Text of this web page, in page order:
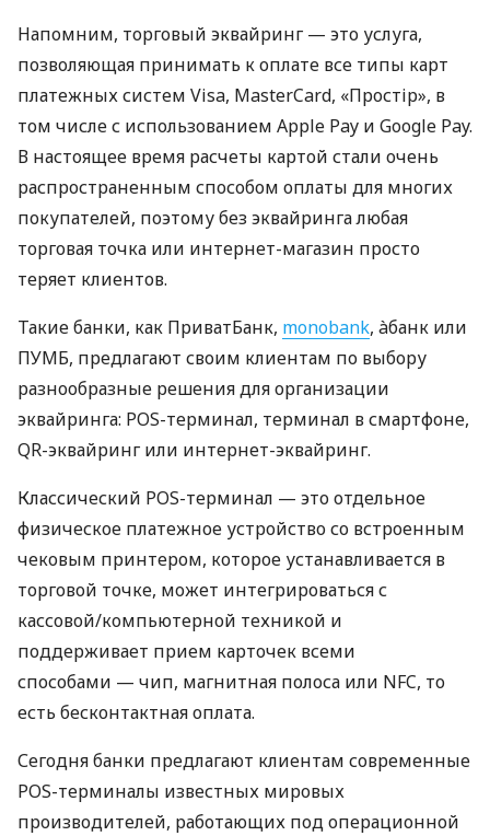
Напомним, торговый эквайринг — это услуга,
позволяющая принимать к оплате все типы карт
платежных систем Visa, MasterCard, «Простір», в
том числе с использованием Apple Pay и Google Pay.
В настоящее время расчеты картой стали очень
распространенным способом оплаты для многих
покупателей, поэтому без эквайринга любая
торговая точка или интернет-магазин просто
теряет клиентов.
Такие банки, как ПриватБанк, monobank, àбанк или
ПУМБ, предлагают своим клиентам по выбору
разнообразные решения для организации
эквайринга: POS-терминал, терминал в смартфоне,
QR-эквайринг или интернет-эквайринг.
Классический POS-терминал — это отдельное
физическое платежное устройство со встроенным
чековым принтером, которое устанавливается в
торговой точке, может интегрироваться с
кассовой/компьютерной техникой и
поддерживает прием карточек всеми
способами — чип, магнитная полоса или NFC, то
есть бесконтактная оплата.
Сегодня банки предлагают клиентам современные
POS-терминалы известных мировых
производителей, работающих под операционной